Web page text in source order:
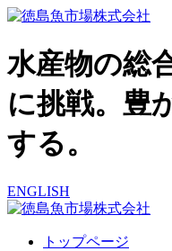
水産物の総
に挑戦。豊
する。
ENGLISH
トップページ